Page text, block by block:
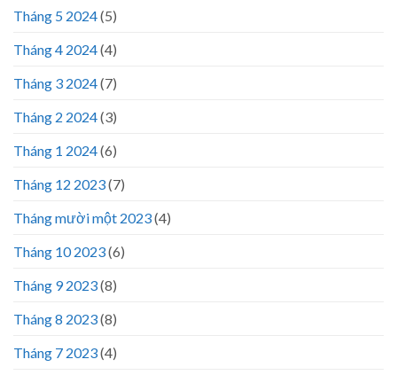
Tháng 5 2024(5)
Tháng 4 2024(4)
Tháng 3 2024(7)
Tháng 2 2024(3)
Tháng 1 2024(6)
Tháng 12 2023(7)
Tháng mười một 2023(4)
Tháng 10 2023(6)
Tháng 9 2023(8)
Tháng 8 2023(8)
Tháng 7 2023(4)